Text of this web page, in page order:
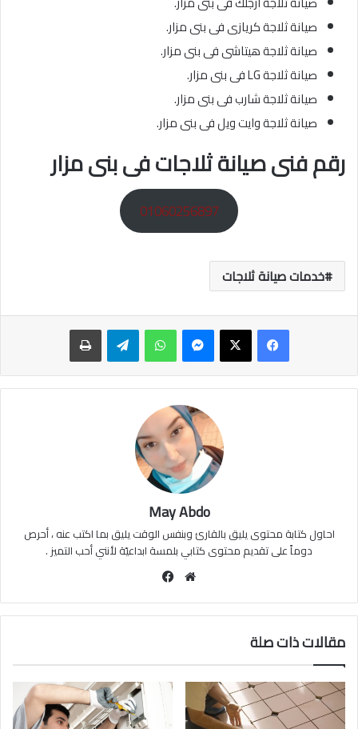
صيانة ثلاجة كريازى فى بنى مزار.
صيانة ثلاجة هيتاشى فى بنى مزار.
صيانة ثلاجة LG فى بنى مزار.
صيانة ثلاجة شارب فى بنى مزار.
صيانة ثلاجة وايت ويل فى بنى مزار.
رقم فنى صيانة ثلاجات فى بنى مزار
01060256897
خدمات صيانة ثلاجات
ماسنجر واتساب تيلقرام طباعة
May Abdo
احاول كتابة محتوى يليق بالقارئ وبنفس الوقت يليق بما اكتب عنه ، أحرص
دوماً على تقديم محتوى كتابي بلمسة ابداعيّة لأنني أحب التميز .
موقع
مقالات ذات صلة